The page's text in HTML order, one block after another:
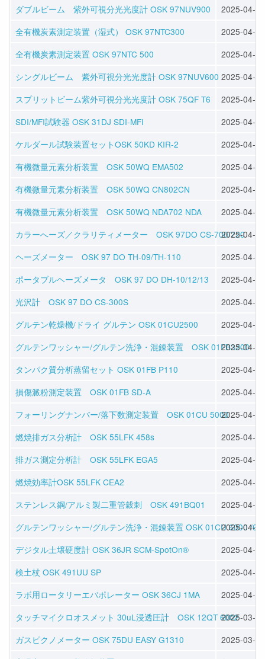
ダブルビーム 紫外可視分光光度計 OSK 97NUV900
2025-04-30
全有機炭素測定装置（湿式） OSK 97NTC300
2025-04-30
全有機炭素測定装置 OSK 97NTC 500
2025-04-30
シングルビーム 紫外可視分光光度計 OSK 97NUV600 2025-04-24
スプリットビーム紫外可視分光光度計 OSK 75QF T6
2025-04-24
SDI/MFI試験器 OSK 31DJ SDI-MFI
2025-04-11
ケルダール試験装置セットOSK 50KD KIR-2
2025-04-11
有機微量元素分析装置 OSK 50WQ EMA502
2025-04-11
有機微量元素分析装置 OSK 50WQ CN802CN
2025-04-11
有機微量元素分析装置 OSK 50WQ NDA702 NDA
2025-04-11
カラーへーズ／クラリティメーター OSK 97DO CS-700/720
2025-04-11
ヘーズメーター OSK 97 DO TH-09/TH-110
2025-04-11
ポータブルヘーズメータ OSK 97 DO DH-10/12/13
2025-04-11
光沢計 OSK 97 DO CS-300S
2025-04-11
グルテン乾燥機/ドライ グルテン OSK 01CU2500
2025-04-09
グルテンワッシャー/グルテン洗浄・混錬装置 OSK 01FB3200
2025-04-09
タンパク質分析蒸留セット OSK 01FB P110
2025-04-09
損傷澱粉測定装置 OSK 01FB SD-A
2025-04-09
フォーリングナンバー/落下数測定装置 OSK 01CU 50002025-04-09
燃焼排ガス分析計 OSK 55LFK 458s
2025-04-08
排ガス測定分析計 OSK 55LFK EGA5
2025-04-08
燃焼効率計OSK 55LFK CEA2
2025-04-08
ステンレス鋼/アルミ製二重管穀刺 OSK 491BQ01
2025-04-04
グルテンワッシャー/グルテン洗浄・混錬装置 OSK 01CU 6000 /
2025-04-04
デジタル土壌硬度計 OSK 36JR SCM-SpotOn®
2025-04-02
検土杖 OSK 491UU SP
2025-04-02
ラボ用ロータリーエバポレーター OSK 36CJ 1MA
2025-04-02
タッチマイクロオスメット 30uL浸透圧計 OSK 12QT 60022025-03-30
ガスピクノメーター OSK 75DU EASY G1310
2025-03-30